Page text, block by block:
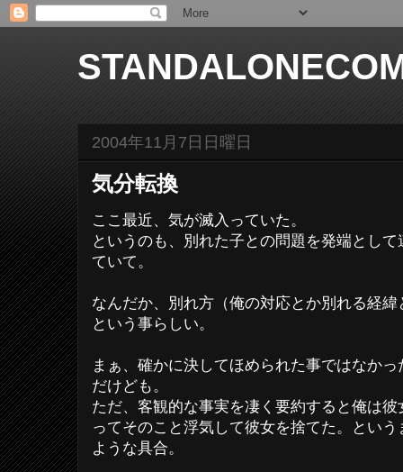
2004年11月7日日曜日
気分転換
ここ最近、気が滅入っていた。
というのも、別れた子との問題を発端とし
ていて。
なんだか、別れ方（俺の対応とか別れる経
という事らしい。
まぁ、確かに決してほめられた事ではなか
だけども。
ただ、客観的な事実を凄く要約すると俺は
ってそのこと浮気して彼女を捨てた。とい
ような具合。